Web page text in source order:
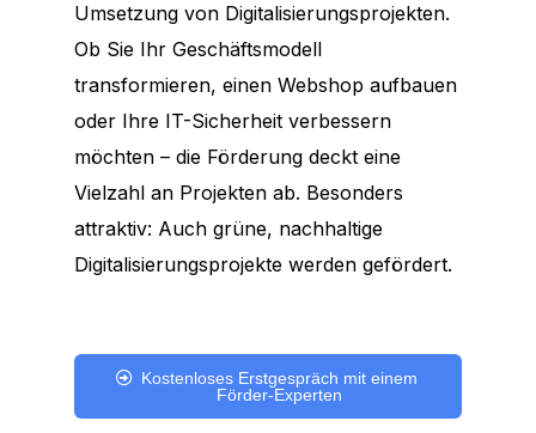
Umsetzung von Digitalisierungsprojekten.
Ob Sie Ihr Geschäftsmodell
transformieren, einen Webshop aufbauen
oder Ihre IT-Sicherheit verbessern
möchten – die Förderung deckt eine
Vielzahl an Projekten ab. Besonders
attraktiv: Auch grüne, nachhaltige
Digitalisierungsprojekte werden gefördert.
Kostenloses Erstgespräch mit einem
Förder-Experten